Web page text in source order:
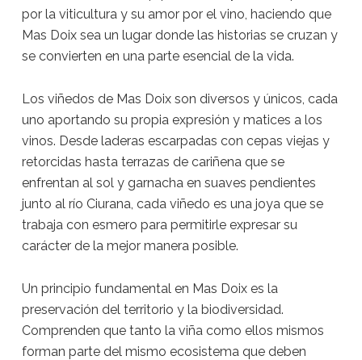
por la viticultura y su amor por el vino, haciendo que
Mas Doix sea un lugar donde las historias se cruzan y
se convierten en una parte esencial de la vida.
Los viñedos de Mas Doix son diversos y únicos, cada
uno aportando su propia expresión y matices a los
vinos. Desde laderas escarpadas con cepas viejas y
retorcidas hasta terrazas de cariñena que se
enfrentan al sol y garnacha en suaves pendientes
junto al río Ciurana, cada viñedo es una joya que se
trabaja con esmero para permitirle expresar su
carácter de la mejor manera posible.
Un principio fundamental en Mas Doix es la
preservación del territorio y la biodiversidad.
Comprenden que tanto la viña como ellos mismos
forman parte del mismo ecosistema que deben